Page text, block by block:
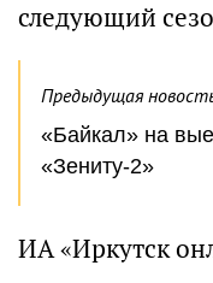
следующий
Предыдущая
«Байкал» на
«Зениту-2»
ИА «Иркутск